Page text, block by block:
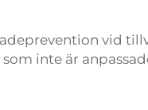
vid
inte är